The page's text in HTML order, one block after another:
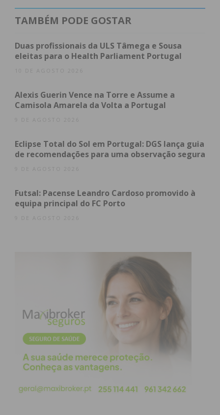
Imediato
obtenha de forma regular a informação
atualizada.
Eu li e concordo com os
termos e
condições
TAMBÉM PODE GOSTAR
Duas profissionais da ULS Tâmega e Sousa
eleitas para o Health Parliament Portugal
10 DE AGOSTO 2026
Alexis Guerin Vence na Torre e Assume a
Camisola Amarela da Volta a Portugal
9 DE AGOSTO 2026
Eclipse Total do Sol em Portugal: DGS lança guia
de recomendações para uma observação segura
9 DE AGOSTO 2026
Futsal: Pacense Leandro Cardoso promovido à
equipa principal do FC Porto
9 DE AGOSTO 2026